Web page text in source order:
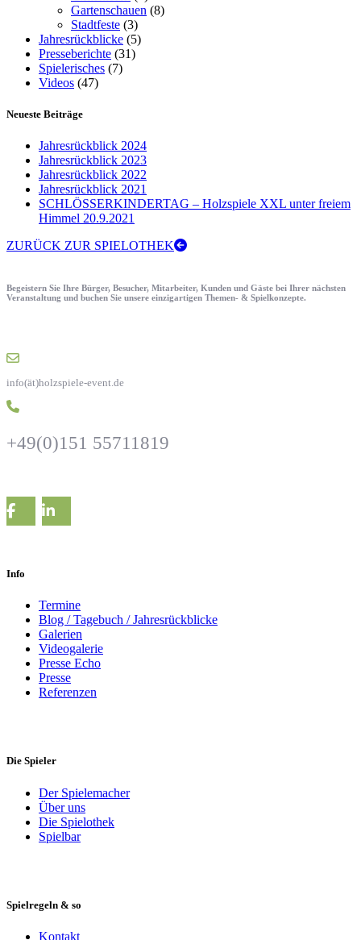
Gartenschauen (8)
Stadtfeste (3)
Jahresrückblicke (5)
Presseberichte (31)
Spielerisches (7)
Videos (47)
Neueste Beiträge
Jahresrückblick 2024
Jahresrückblick 2023
Jahresrückblick 2022
Jahresrückblick 2021
SCHLÖSSERKINDERTAG – Holzspiele XXL unter freiem
Himmel 20.9.2021
ZURÜCK ZUR SPIELOTHEK
Begeistern Sie Ihre Bürger, Besucher, Mitarbeiter, Kunden und Gäste bei Ihrer nächsten
Veranstaltung und buchen Sie unsere einzigartigen Themen- & Spielkonzepte.
info(ät)holzspiele-event.de
+49(0)151 55711819
Info
Termine
Blog / Tagebuch / Jahresrückblicke
Galerien
Videogalerie
Presse Echo
Presse
Referenzen
Die Spieler
Der Spielemacher
Über uns
Die Spielothek
Spielbar
Spielregeln & so
Kontakt